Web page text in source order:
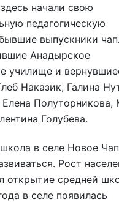
начали свою
педагогическую
выпускники
Анадырское
училище и
Наказик, Галина
Полуторникова,
Голубева.
в селе Новое
Рост
открытие средней
в селе появилась